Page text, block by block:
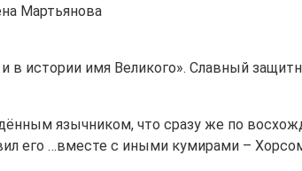
Мартьянова
истории имя Великого». Славный
язычником, что сразу же по
его …вместе с иными кумирами –